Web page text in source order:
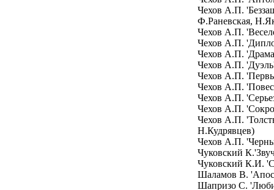
Чехов А.П.
Ф.Раневская,
Чехов А.П.
Чехов А.П.
Чехов А.П. 'Драма
Чехов А.П.
Чехов А.П.
Чехов А.П.
Чехов А.П.
Чехов А.П.
Чехов А.П.
Н.Кудрявцев)
Чехов А.П.
Чуковский
Чуковский К.И.
Шаламов В.
Шапризо С.